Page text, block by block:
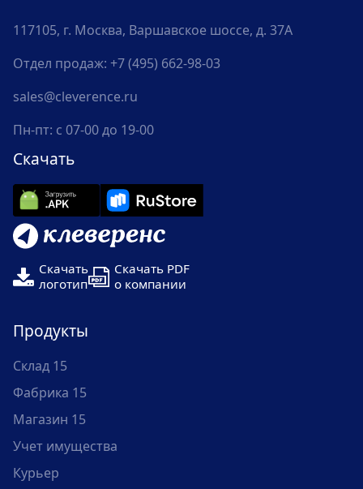
117105, г. Москва, Варшавское шоссе, д. 37А
Отдел продаж: +7 (495) 662-98-03
sales@cleverence.ru
Пн-пт: с 07-00 до 19-00
Скачать
Скачать
логотип
Скачать PDF
о компании
Продукты
Склад 15
Фабрика 15
Магазин 15
Учет имущества
Курьер